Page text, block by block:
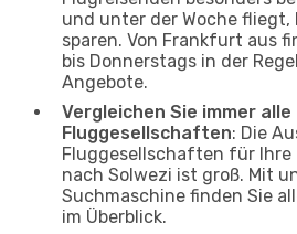
und unter der Woche
sparen. Von Frankfurt aus
bis Donnerstags in der
Angebote.
Vergleichen Sie immer alle
Fluggesellschaften: Die
Fluggesellschaften für Ihre
nach Solwezi ist groß. Mit
Suchmaschine finden Sie
im Überblick.